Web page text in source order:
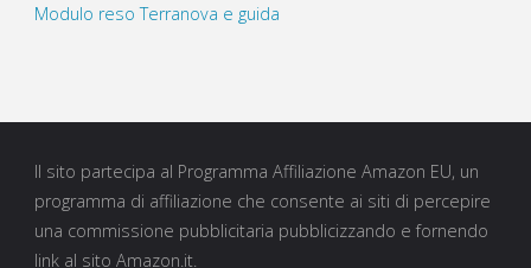
Modulo reso Terranova e guida
Il sito partecipa al Programma Affiliazione Amazon EU, un
programma di affiliazione che consente ai siti di percepire
una commissione pubblicitaria pubblicizzando e fornendo
link al sito Amazon.it.